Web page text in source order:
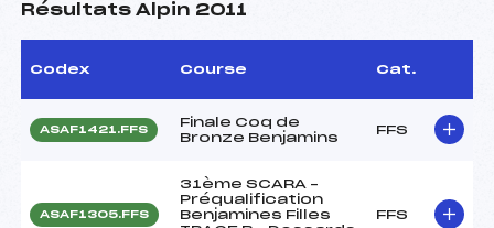
Résultats Alpin 2011
Codex Course Cat.
ASAF1421.FFS
Finale Coq de
Bronze Benjamins
FFS
ASAF1305.FFS
31ème SCARA –
Préqualification
Benjamines Filles
FFS